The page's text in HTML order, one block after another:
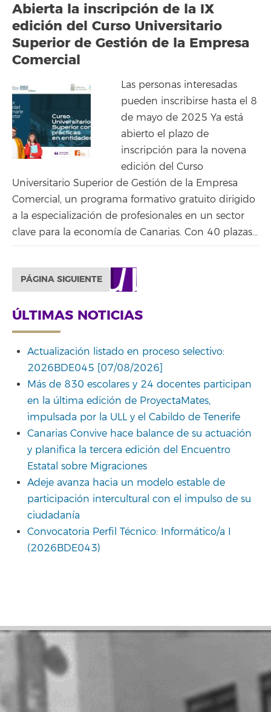
Abierta la inscripción de la IX
edición del Curso Universitario
Superior de Gestión de la Empresa
Comercial
Las personas interesadas
pueden inscribirse hasta el 8
de mayo de 2025 Ya está
abierto el plazo de
inscripción para la novena
edición del Curso
Universitario Superior de Gestión de la Empresa
Comercial, un programa formativo gratuito dirigido
a la especialización de profesionales en un sector
clave para la economía de Canarias. Con 40 plazas...
PÁGINA SIGUIENTE
ÚLTIMAS NOTICIAS
Actualización listado en proceso selectivo:
2026BDE045 [07/08/2026]
Más de 830 escolares y 24 docentes participan
en la última edición de ProyectaMates,
impulsada por la ULL y el Cabildo de Tenerife
Canarias Convive hace balance de su actuación
y planifica la tercera edición del Encuentro
Estatal sobre Migraciones
Adeje avanza hacia un modelo estable de
participación intercultural con el impulso de su
ciudadanía
Convocatoria Perfil Técnico: Informático/a I
(2026BDE043)